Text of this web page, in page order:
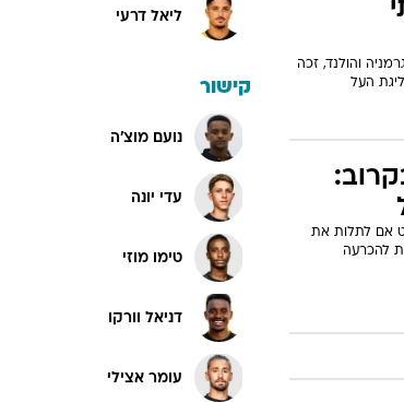
אחרי ששיחק בגרמניה והולנד, זכה
העל
אם לתלות את
להכרעה
ליאל דרעי
קישור
נועם מוצ'ה
עדי יונה
טימו מוזי
דניאל וורקו
עומר אצילי